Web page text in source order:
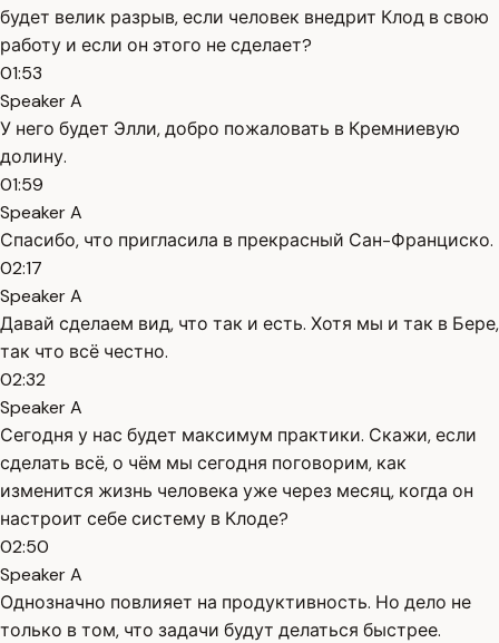
будет велик разрыв, если человек внедрит Клод в свою
работу и если он этого не сделает?
01:53
Speaker A
У него будет Элли, добро пожаловать в Кремниевую
долину.
01:59
Speaker A
Спасибо, что пригласила в прекрасный Сан-Франциско.
02:17
Speaker A
Давай сделаем вид, что так и есть. Хотя мы и так в Бере,
так что всё честно.
02:32
Speaker A
Сегодня у нас будет максимум практики. Скажи, если
сделать всё, о чём мы сегодня поговорим, как
изменится жизнь человека уже через месяц, когда он
настроит себе систему в Клоде?
02:50
Speaker A
Однозначно повлияет на продуктивность. Но дело не
только в том, что задачи будут делаться быстрее.